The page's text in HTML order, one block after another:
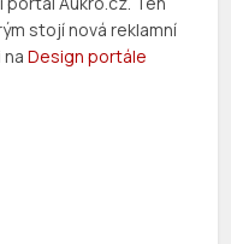
stojí nová reklamní
naDesign portále